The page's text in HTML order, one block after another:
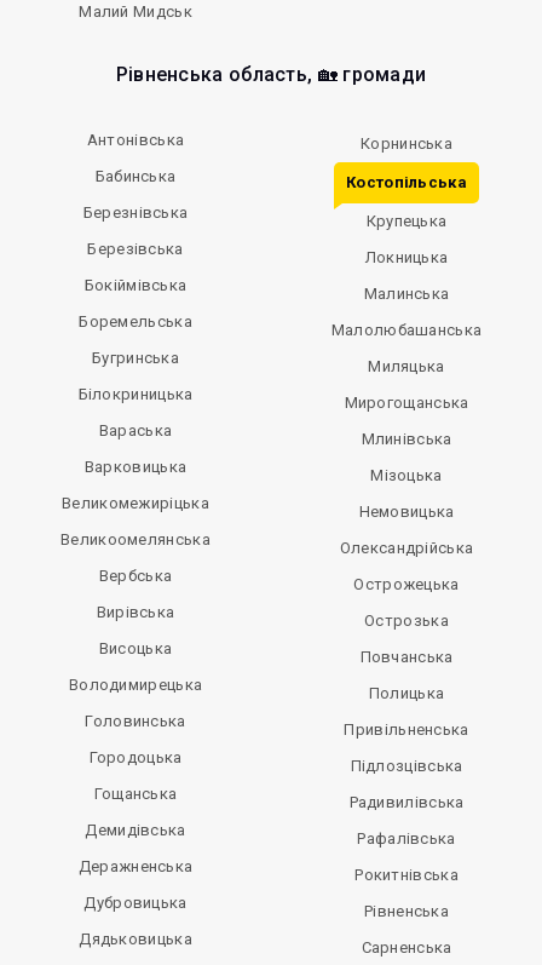
Малий Мидськ
Рівненська область, 🏡 громади
Антонівська
Бабинська
Березнівська
Березівська
Бокіймівська
Боремельська
Бугринська
Білокриницька
Вараська
Варковицька
Великомежиріцька
Великоомелянська
Вербська
Вирівська
Висоцька
Володимирецька
Головинська
Городоцька
Гощанська
Демидівська
Деражненська
Дубровицька
Дядьковицька
Корнинська
Костопільська
Крупецька
Локницька
Малинська
Малолюбашанська
Миляцька
Мирогощанська
Млинівська
Мізоцька
Немовицька
Олександрійська
Острожецька
Острозька
Повчанська
Полицька
Привільненська
Підлозцівська
Радивилівська
Рафалівська
Рокитнівська
Рівненська
Сарненська